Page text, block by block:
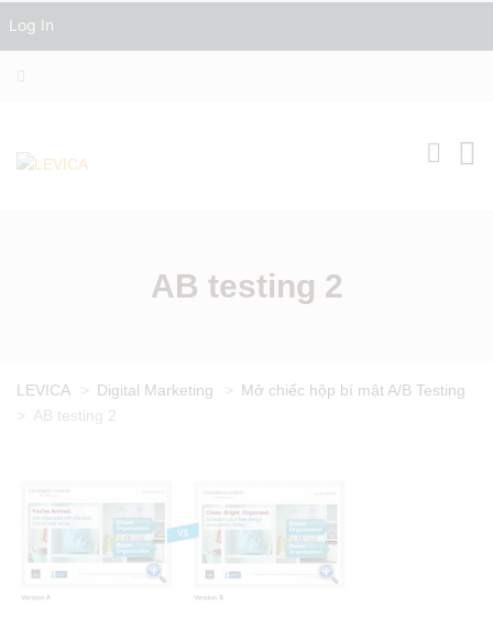
AB testing 2
LEVICA > Digital Marketing >
Mở chiếc hộp bí mật A/B Testing
>
AB testing 2
Log In